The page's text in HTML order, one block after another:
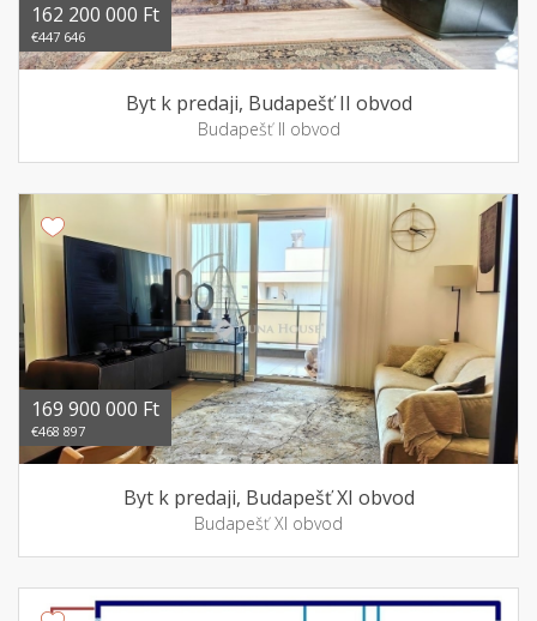
162 200 000 Ft
€447 646
Byt k predaji, Budapešť II obvod
Budapešť II obvod
169 900 000 Ft
€468 897
Byt k predaji, Budapešť XI obvod
Budapešť XI obvod